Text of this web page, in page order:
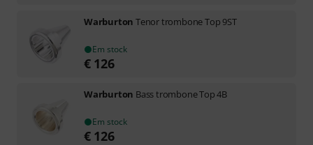
Warburton Tenor trombone Top 9ST
Em stock
€ 126
Warburton Bass trombone Top 4B
Em stock
€ 126